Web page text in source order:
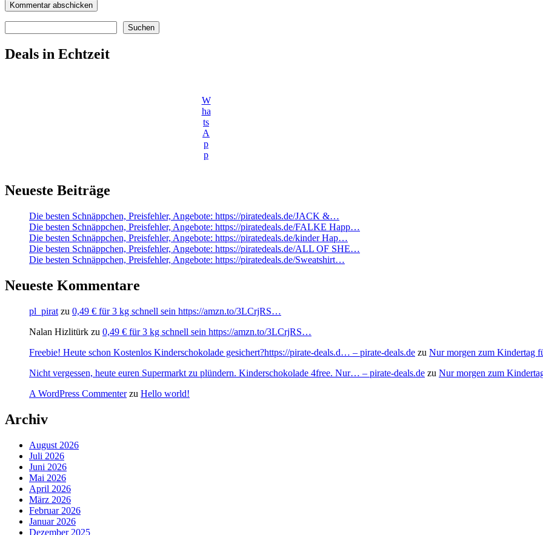
Suchen
Deals in Echtzeit
W
ha
ts
A
p
p
Neueste Beiträge
Die besten Schnäppchen, Preisfehler, Angebote: https://piratedeals.de/JACK &…
Die besten Schnäppchen, Preisfehler, Angebote: https://piratedeals.de/FALKE Happ…
Die besten Schnäppchen, Preisfehler, Angebote: https://piratedeals.de/kinder Hap…
Die besten Schnäppchen, Preisfehler, Angebote: https://piratedeals.de/ALL OF SHE…
Die besten Schnäppchen, Preisfehler, Angebote: https://piratedeals.de/Sweatshirt…
Neueste Kommentare
pl_pirat zu 0,49 € für 3 kg schnell sein https://amzn.to/3LCrjRS…
Nalan Hizlitürk zu 0,49 € für 3 kg schnell sein https://amzn.to/3LCrjRS…
Freebie! Heute schon Kostenlos Kinderschokolade gesichert?https://pirate-deals.d… – pirate-deals.de zu Nur morgen zum Kindertag
Nicht vergessen, heute euren Supermarkt zu plündern. Kinderschokolade 4free. Nur… – pirate-deals.de zu Nur morgen zum
A WordPress Commenterzu Hello world!
Archiv
August 2026
Juli 2026
Juni 2026
Mai 2026
April 2026
März 2026
Februar 2026
Januar 2026
Dezember 2025